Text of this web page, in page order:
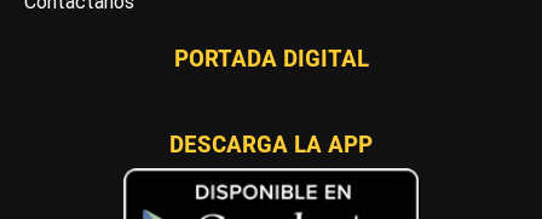
PORTADA DIGITAL
DESCARGA LA APP